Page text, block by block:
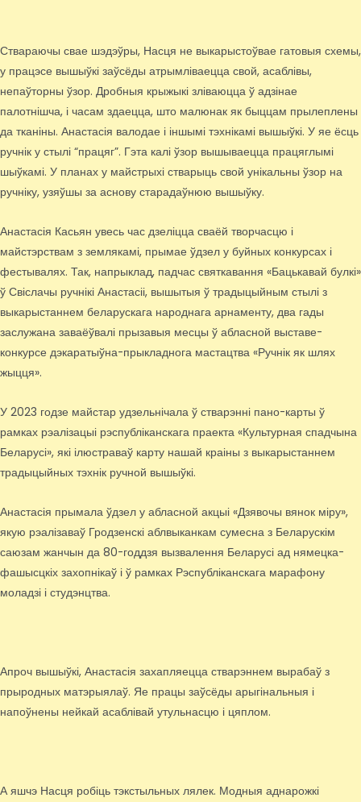
Ствараючы свае шэдэўры, Насця не выкарыстоўвае гатовыя схемы,
у працэсе вышыўкі заўсёды атрымліваецца свой, асаблівы,
непаўторны ўзор. Дробныя крыжыкі зліваюцца ў адзінае
палотнішча, і часам здаецца, што малюнак як быццам прылеплены
да тканіны. Анастасія валодае і іншымі тэхнікамі вышыўкі. У яе ёсць
ручнік у стылі “працяг”. Гэта калі ўзор вышываецца працяглымі
шыўкамі. У планах у майстрыхі стварыць свой унікальны ўзор на
ручніку, узяўшы за аснову старадаўнюю вышыўку.
Анастасія Касьян увесь час дзеліцца сваёй творчасцю і
майстэрствам з землякамі, прымае ўдзел у буйных конкурсах і
фестывалях. Так, напрыклад, падчас святкавання «Бацькавай булкі»
ў Свіслачы ручнікі Анастасіі, вышытыя ў традыцыйным стылі з
выкарыстаннем беларускага народнага арнаменту, два гады
заслужана заваёўвалі прызавыя месцы ў абласной выставе-
конкурсе дэкаратыўна-прыкладнога мастацтва «Ручнік як шлях
жыцця».
У 2023 годзе майстар удзельнічала ў стварэнні пано-карты ў
рамках рэалізацыі рэспубліканскага праекта «Культурная спадчына
Беларусі», які ілюстраваў карту нашай краіны з выкарыстаннем
традыцыйных тэхнік ручной вышыўкі.
Анастасія прымала ўдзел у абласной акцыі «Дзявочы вянок міру»,
якую рэалізаваў Гродзенскі аблвыканкам сумесна з Беларускім
саюзам жанчын да 80-годдзя вызвалення Беларусі ад нямецка-
фашысцкіх захопнікаў і ў рамках Рэспубліканскага марафону
моладзі і студэнцтва.
Апроч вышыўкі, Анастасія захапляецца стварэннем вырабаў з
прыродных матэрыялаў. Яе працы заўсёды арыгінальныя і
напоўнены нейкай асаблівай утульнасцю і цяплом.
А яшчэ Насця робіць тэкстыльных лялек. Модныя аднарожкі